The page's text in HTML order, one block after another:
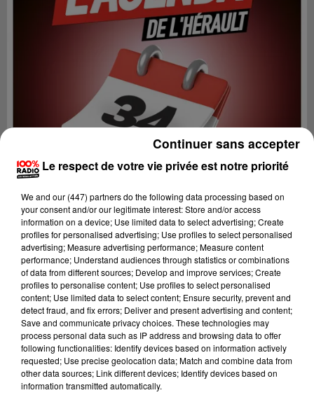
Lecture (1 min 15 sec)
100%
100% Radio l'agenda de l'Hérault
Le respect de votre vie privée est notre priorité
We and our (447) partnersdo the following data processing based on
your consent and/or our legitimate interest: Store and/or access
information on a device; Use limited data to select advertising; Create
profiles for personalised advertising; Use profiles to select personalised
advertising; Measure advertising performance; Measure content
performance; Understand audiences through statistics or combinations
of data from different sources; Develop and improve services; Create
profiles to personalise content; Use profiles to select personalised
content; Use limited data to select content; Ensure security, prevent and
detect fraud, and fix errors; Deliver and present advertising and content;
Save and communicate privacy choices. These technologies may
process personal data such as IP address and browsing data to offer
following functionalities: Identify devices based on information actively
requested; Use precise geolocation data; Match and combine data from
other data sources; Link different devices; Identify devices based on
information transmitted automatically.
Continuer sans accepter